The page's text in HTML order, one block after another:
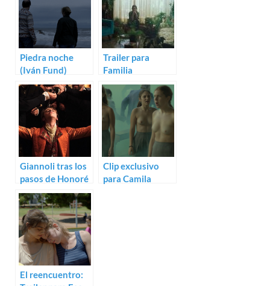
Piedra noche
(Iván Fund)
Trailer para
Familia
sumergida, debut
de María Alché
Giannoli tras los
pasos de Honoré
de Balzac: Trailer
de Illusions
perdues
Clip exclusivo
para Camila
El reencuentro: